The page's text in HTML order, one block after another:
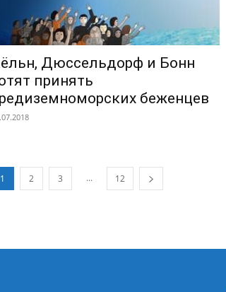
Дюссельдорф и Бонн
принять
беженцев
1 2 3 ... 12